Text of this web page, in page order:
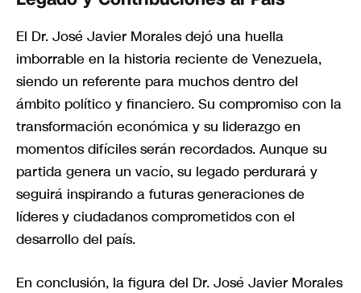
El Dr. José Javier Morales dejó una huella
imborrable en la historia reciente de Venezuela,
siendo un referente para muchos dentro del
ámbito político y financiero. Su compromiso con la
transformación económica y su liderazgo en
momentos difíciles serán recordados. Aunque su
partida genera un vacío, su legado perdurará y
seguirá inspirando a futuras generaciones de
líderes y ciudadanos comprometidos con el
desarrollo del país.
En conclusión, la figura del Dr. José Javier Morales